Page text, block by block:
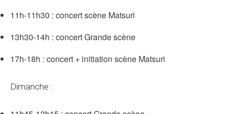
11h-11h30 : concert scène Matsuri
13h30-14h : concert Grande scène
17h-18h : concert + initiation scène Matsuri
Dimanche :